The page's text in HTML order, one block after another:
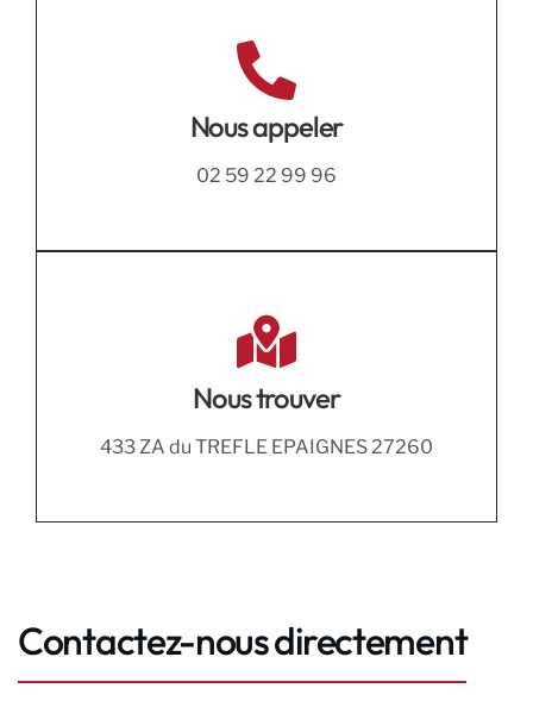
Nous appeler
02 59 22 99 96
Nous trouver
433 ZA du TREFLE EPAIGNES 27260
Contactez-nous directement